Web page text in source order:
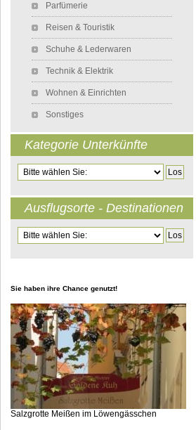
Parfümerie
Reisen & Touristik
Schuhe & Lederwaren
Technik & Elektrik
Wohnen & Einrichten
Sonstiges
Kategorie Unterkünfte
Zielseite
Ausflugsorte - Destinationen
Zielseite
Sie haben ihre Chance genutzt!
Salzgrotte Meißen im Löwengässchen